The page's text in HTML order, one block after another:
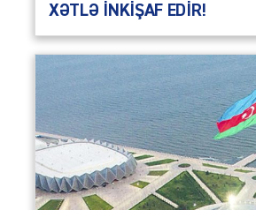
XƏTLƏ İNKİŞAF EDİR!